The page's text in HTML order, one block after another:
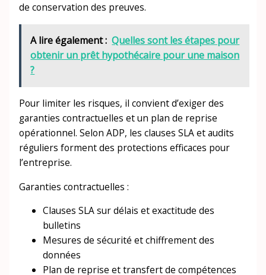
de conservation des preuves.
A lire également : Quelles sont les étapes pour
obtenir un prêt hypothécaire pour une maison
?
Pour limiter les risques, il convient d’exiger des
garanties contractuelles et un plan de reprise
opérationnel. Selon ADP, les clauses SLA et audits
réguliers forment des protections efficaces pour
l’entreprise.
Garanties contractuelles :
Clauses SLA sur délais et exactitude des
bulletins
Mesures de sécurité et chiffrement des
données
Plan de reprise et transfert de compétences